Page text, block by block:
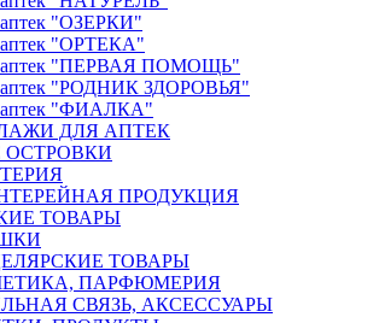
"ОЗЕРКИ"
аптек "ОРТЕКА"
аптек "ПЕРВАЯ ПОМОЩЬ"
аптек "РОДНИК ЗДОРОВЬЯ"
аптек "ФИАЛКА"
ДЛЯ АПТЕК
ОСТРОВКИ
ПРОДУКЦИЯ
ТОВАРЫ
ТОВАРЫ
ПАРФЮМЕРИЯ
СВЯЗЬ, АКСЕССУАРЫ